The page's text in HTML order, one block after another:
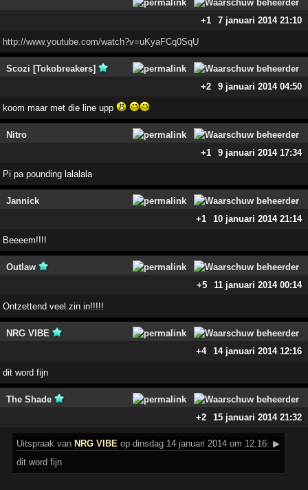
+1 7 januari 2014 21:10
http://www.youtube.com/watch?v=uKyaFCq0SqU
Scozi [Tokobreakers]
+2
9 januari 2014 04:50
koom maar met die line upp
Nitro
+1
9 januari 2014 17:34
Pi pa pounding lalalala
Jannick
+1
10 januari 2014 21:14
Beeeem!!!!
Outlaw
+5
11 januari 2014 00:14
Ontzettend veel zin in!!!!!
NRG VIBE
+4
14 januari 2014 12:16
dit word fijn
The Shade
+2
15 januari 2014 21:32
Uitspraak van NRG VIBE op dinsdag 14 januari 2014 om 12:16: ▶
dit word fijn